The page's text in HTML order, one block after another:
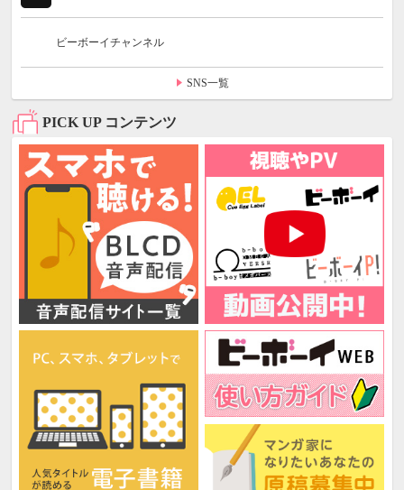
ビーボーイチャンネル
SNS一覧
PICK UP コンテンツ